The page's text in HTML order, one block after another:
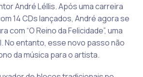
André Léllis. Após uma carreira
14 CDs lançados, André agora se
com “O Reino da Felicidade”, uma
No entanto, esse novo passo não
da música para o artista.